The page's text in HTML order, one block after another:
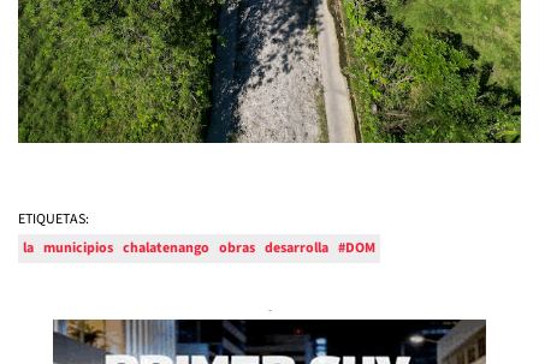
ETIQUETAS:
la municipios chalatenango obras desarrolla #DOM